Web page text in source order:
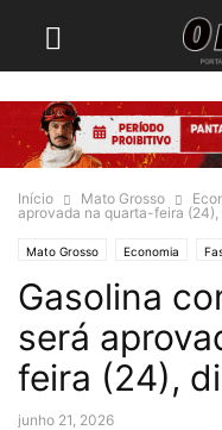
Início Mato Grosso
aprovada na quarta-feira
Mato Grosso Economia
Gasolina
será
feira (24),
junho 21, 2026